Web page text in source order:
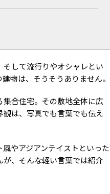
して流行りやオシャレとい
物は、そうそうありません。
合住宅。その敷地全体に広
は、写真でも言葉でも伝え
やアジアンテイストといった
、そんな軽い言葉では紹介